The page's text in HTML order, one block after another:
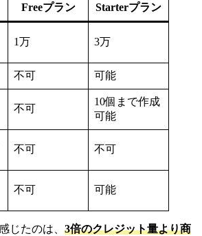
Freeプラン Starterプラン
1万 3万
不可 可能
不可
10個まで作成
可能
不可 不可
不可 可能
じたのは、 3倍のクレジット量より商